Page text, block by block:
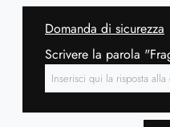
Domanda di sicurezza
Scrivere la parola